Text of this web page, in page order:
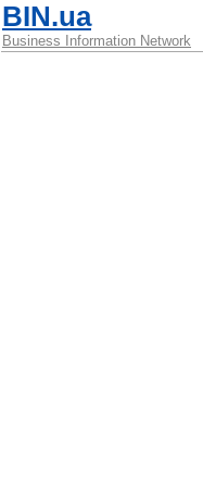
BIN.ua
Business Information Network